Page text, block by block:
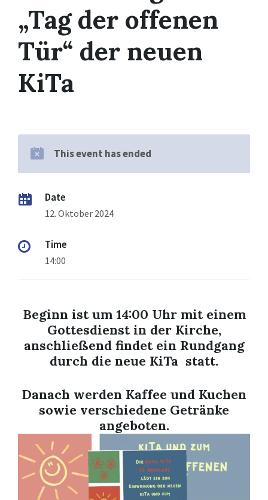
„Tag der offenen
Tür“ der neuen
KiTa
This event has ended
Date
12. Oktober 2024
Time
14:00
Beginn ist um 14:00 Uhr mit einem
Gottesdienst in der Kirche,
anschließend findet ein Rundgang
durch die neue KiTa statt.
Danach werden Kaffee und Kuchen
sowie verschiedene Getränke
angeboten.